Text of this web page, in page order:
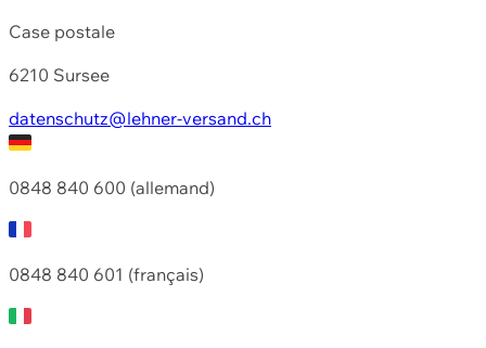
Case postale
6210 Sursee
datenschutz@lehner-versand.ch
0848 840 600 (allemand)
0848 840 601 (français)